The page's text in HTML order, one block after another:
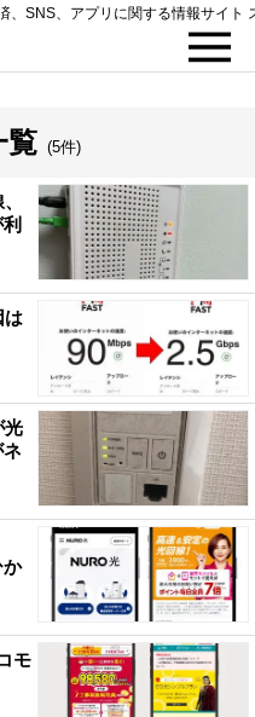
SNS、アプリに関する情報サイト
覧 (5件)
は
光
ネ
か
モ